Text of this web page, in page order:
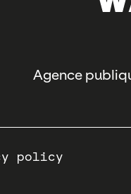
Agence
policy